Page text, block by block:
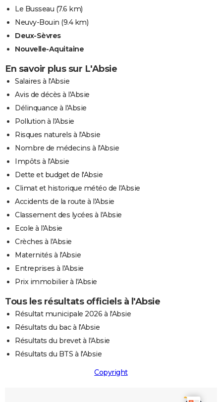
Le Busseau (7.6 km)
Neuvy-Bouin (9.4 km)
Deux-Sèvres
Nouvelle-Aquitaine
En savoir plus sur L'Absie
Salaires à l'Absie
Avis de décès à l'Absie
Délinquance à l'Absie
Pollution à l'Absie
Risques naturels à l'Absie
Nombre de médecins à l'Absie
Impôts à l'Absie
Dette et budget de l'Absie
Climat et historique météo de l'Absie
Accidents de la route à l'Absie
Classement des lycées à l'Absie
Ecole à l'Absie
Crèches à l'Absie
Maternités à l'Absie
Entreprises à l'Absie
Prix immobilier à l'Absie
Tous les résultats officiels à l'Absie
Résultat municipale 2026 à l'Absie
Résultats du bac à l'Absie
Résultats du brevet à l'Absie
Résultats du BTS à l'Absie
Copyright